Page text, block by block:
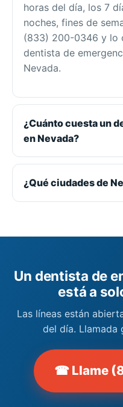
horas del día, los 7
noches, fines de
(833) 200-0346 y lo
dentista de
Nevada.
¿Cuánto cuesta un
en Nevada?
¿Qué ciudades de
Un dentista de
está a
Las líneas están
del día. Llamada
☎ Llame